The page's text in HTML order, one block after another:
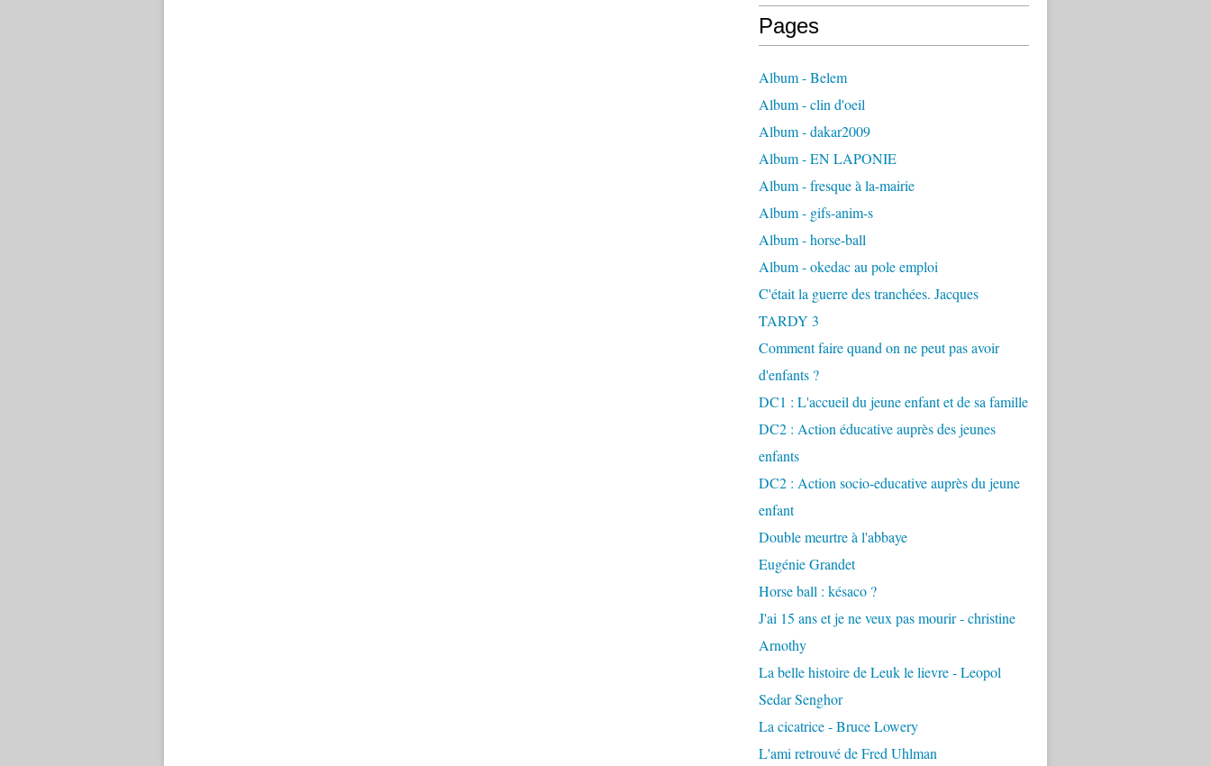
Pages
Album - Belem
Album - clin d'oeil
Album - dakar2009
Album - EN LAPONIE
Album - fresque à la-mairie
Album - gifs-anim-s
Album - horse-ball
Album - okedac au pole emploi
C'était la guerre des tranchées. Jacques
TARDY 3
Comment faire quand on ne peut pas avoir
d'enfants ?
DC1 : L'accueil du jeune enfant et de sa famille
DC2 : Action éducative auprès des jeunes
enfants
DC2 : Action socio-educative auprès du jeune
enfant
Double meurtre à l'abbaye
Eugénie Grandet
Horse ball : késaco ?
J'ai 15 ans et je ne veux pas mourir - christine
Arnothy
La belle histoire de Leuk le lievre - Leopol
Sedar Senghor
La cicatrice - Bruce Lowery
L'ami retrouvé de Fred Uhlman